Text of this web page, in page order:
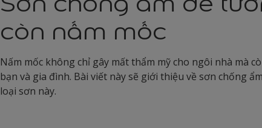
còn nấm mốc
Nấm mốc không chỉ gây mất thẩm mỹ cho ngôi nhà mà
bạn và gia đình. Bài viết này sẽ giới thiệu về sơn chống
loại sơn này.